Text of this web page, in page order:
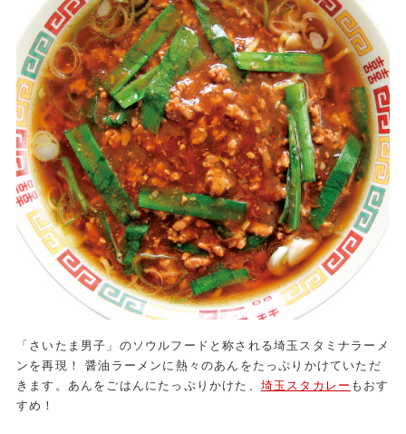
「さいたま男子」のソウルフードと称される埼玉スタミナラーメ
ンを再現！ 醤油ラーメンに熱々のあんをたっぷりかけていただ
きます。あんをごはんにたっぷりかけた、 埼玉スタカレー もおす
すめ！